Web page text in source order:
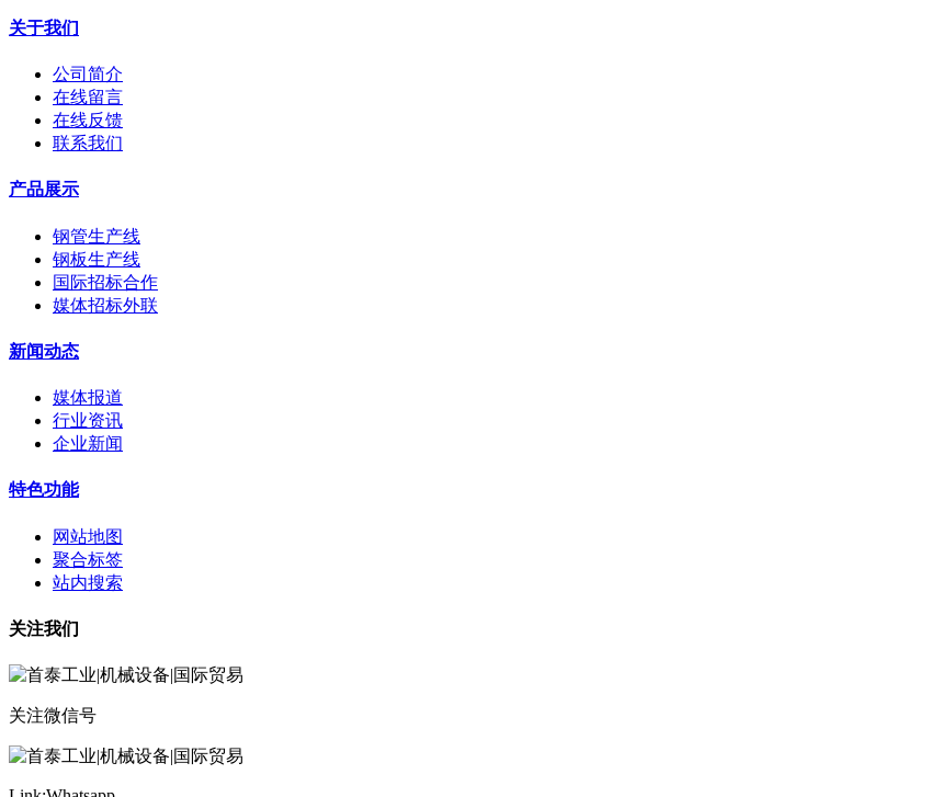
关于我们
公司简介
在线留言
在线反馈
联系我们
产品展示
钢管生产线
钢板生产线
国际招标合作
媒体招标外联
新闻动态
媒体报道
行业资讯
企业新闻
特色功能
网站地图
聚合标签
站内搜索
关注我们
关注微信号